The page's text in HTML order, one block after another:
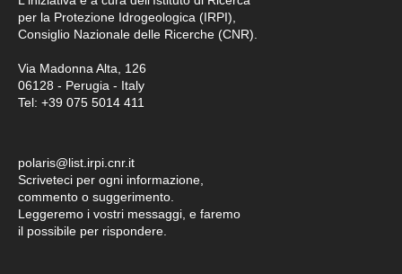
per la Protezione Idrogeologica (IRPI),
Consiglio Nazionale delle Ricerche (CNR).
Via Madonna Alta, 126
06128 - Perugia - Italy
Tel: +39 075 5014 411
polaris@list.irpi.cnr.it
Scriveteci per ogni informazione,
commento o suggerimento.
Leggeremo i vostri messaggi, e faremo
il possibile per rispondere.